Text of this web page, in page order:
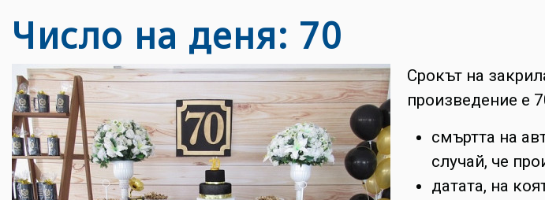
Число на деня: 70
Срокът на
произведение е
смъртта на
случай, че
датата, на